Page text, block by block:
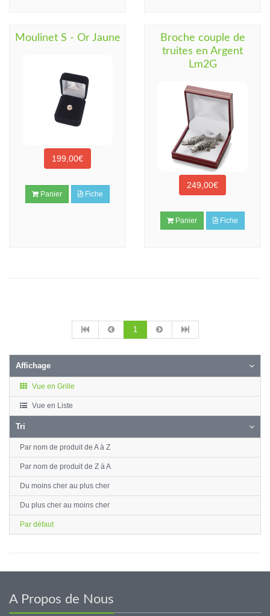
Moulinet S - Or Jaune
199,00€
Panier Fiche
Broche couple de
truites en Argent
Lm2G
249,00€
Panier Fiche
1
Affichage
Vue en Grille
Vue en Liste
Tri
Par nom de produit de A à Z
Par nom de produit de Z à A
Du moins cher au plus cher
Du plus cher au moins cher
Par défaut
A Propos de Nous